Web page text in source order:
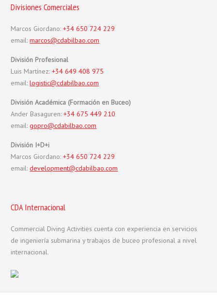
Divisiones Comerciales
Marcos Giordano:+34 650 724 229
email:marcos@cdabilbao.com
División Profesional
Luis Martínez:+34 649 408 975
email:logistic@cdabilbao.com
División Académica (Formación en Buceo)
Ander Basaguren:+34 675 449 210
email:gopro@cdabilbao.com
División I+D+i
Marcos Giordano:+34 650 724 229
email:development@cdabilbao.com
CDA Internacional
Commercial Diving Activities cuenta con experiencia en servicios
de ingeniería submarina y trabajos de buceo profesional a nivel
internacional.